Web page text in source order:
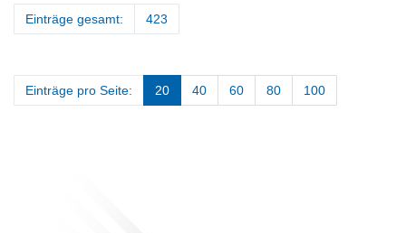
Einträge gesamt: 423
Einträge pro Seite: 20 40 60 80 100